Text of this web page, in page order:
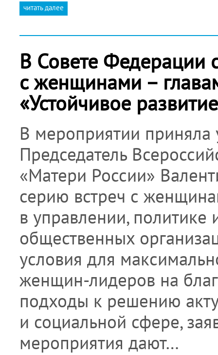
читать далее
В Совете Федерации
с женщинами –
«Устойчивое
В мероприятии приняла
Председатель
«Матери России»
серию встреч с
в управлении, политике
общественных
условия для
женщин-лидеров на
подходы к решению
и социальной сфере,
мероприятия дают…